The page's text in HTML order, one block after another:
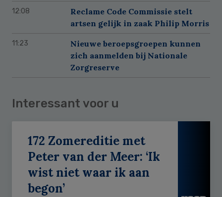
12:08
Reclame Code Commissie stelt
artsen gelijk in zaak Philip Morris
11:23
Nieuwe beroepsgroepen kunnen
zich aanmelden bij Nationale
Zorgreserve
Interessant voor u
172 Zomereditie met
Peter van der Meer: ‘Ik
wist niet waar ik aan
begon’